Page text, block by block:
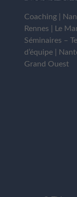
Coaching |
Rennes | Le
Séminaires –
d’équipe |
Grand Ouest